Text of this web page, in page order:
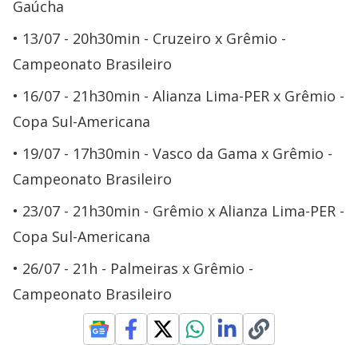
Gaúcha
13/07 - 20h30min - Cruzeiro x Grêmio -
Campeonato Brasileiro
16/07 - 21h30min - Alianza Lima-PER x Grêmio -
Copa Sul-Americana
19/07 - 17h30min - Vasco da Gama x Grêmio -
Campeonato Brasileiro
23/07 - 21h30min - Grêmio x Alianza Lima-PER -
Copa Sul-Americana
26/07 - 21h - Palmeiras x Grêmio -
Campeonato Brasileiro